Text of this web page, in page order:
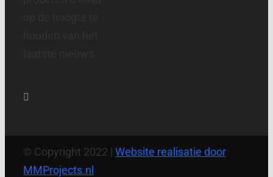
© Copyright 2022 | Website realisatie door
MMProjects.nl